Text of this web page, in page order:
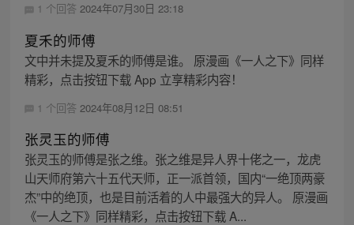
1 个回答 2024年07月30日 23:18
夏禾的师傅
文中并未提及夏禾的师傅是谁。 原漫画《一人之下》同样
精彩，点击按钮下载 App 立享精彩内容！
1 个回答 2024年08月12日 08:51
张灵玉的师傅
张灵玉的师傅是张之维。张之维是异人界十佬之一，龙虎
山天师府第六十五代天师，正一派首领，国内“一绝顶两豪
杰”中的绝顶，也是目前活着的人中最强大的异人。 原漫画
《一人之下》同样精彩，点击按钮下载 A...